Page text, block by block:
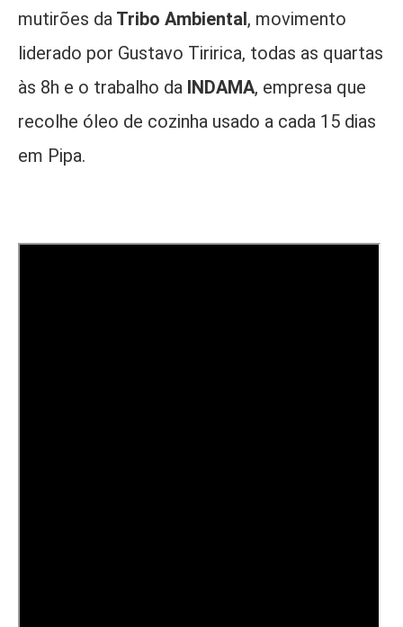
mutirões da Tribo Ambiental, movimento
liderado por Gustavo Tiririca, todas as quartas
às 8h e o trabalho da INDAMA, empresa que
recolhe óleo de cozinha usado a cada 15 dias
em Pipa.